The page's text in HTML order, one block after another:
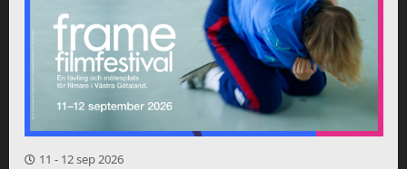
11 - 12 sep 2026